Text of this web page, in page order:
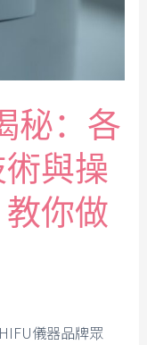
秘：各
與操
你做
儀器品牌眾